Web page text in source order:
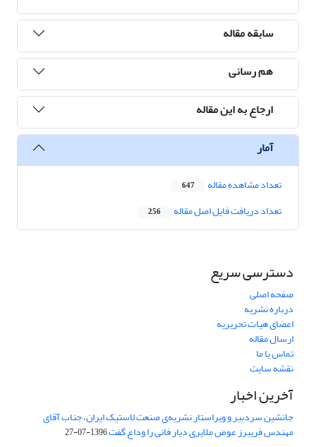
سابقه مقاله
هم رسانی
ارجاع به این مقاله
آمار
تعداد مشاهده مقاله 647
تعداد دریافت فایل اصل مقاله 256
دسترسی سریع
صفحه اصلی
درباره نشریه
اعضای هیات تحریریه
ارسال مقاله
تماس با ما
نقشه سایت
آخرین اخبار
جانشین سردبیر و ویراستار نشریه‌ی صنعت لاستیک ایران، جناب آقای
مهندس فریبرز عوض ملایری دیار فانی را وداع گفت1396-07-27